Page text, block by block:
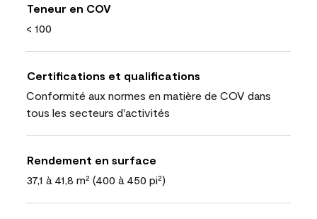
Teneur en COV
< 100
Certifications et qualifications
Conformité aux normes en matière de COV dans
tous les secteurs d'activités
Rendement en surface
37,1 à 41,8 m² (400 à 450 pi²)